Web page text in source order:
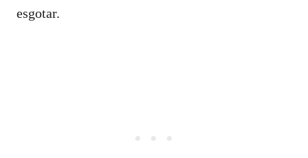
esgotar.